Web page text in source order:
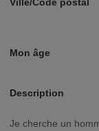
Mon âge
Description
Je cherche un homme (actif est un plus), avec un bon ventre – les